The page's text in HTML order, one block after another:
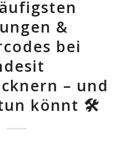
&
bei
– und
könnt 🛠️